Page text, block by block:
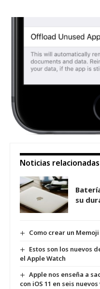
Noticias relacionadas
su
Como crear un Memoji
Estos son los nuevos
el Apple Watch
Apple nos enseña a
con iOS 11 en seis